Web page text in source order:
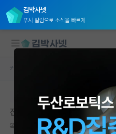
김박사넷
푸시 알림으로 소식을 빠르게
국내대학원 정보
연구실&오픈랩
커뮤니티 홈
본문이 수정되지 않는 박제글입니다.
진학까지 약속한 연구실을 그만
똑똑한 아리스토텔레스